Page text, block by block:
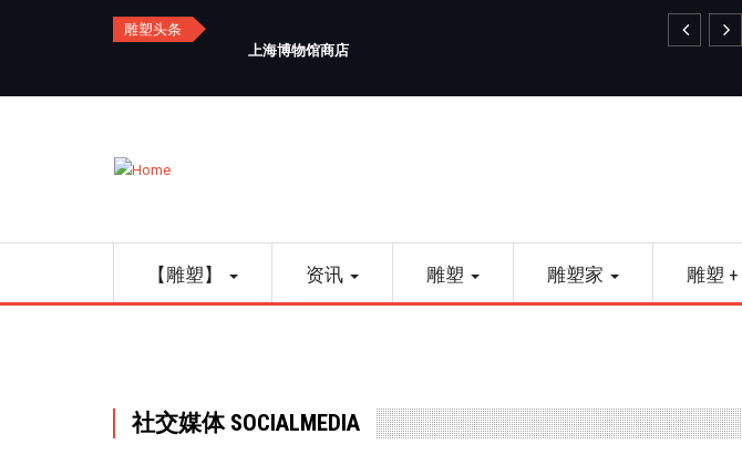
雕塑头条
上海博物馆商店
navigation
【雕塑】 资讯 雕塑 雕塑家 雕塑 +
社交媒体 SOCIALMEDIA